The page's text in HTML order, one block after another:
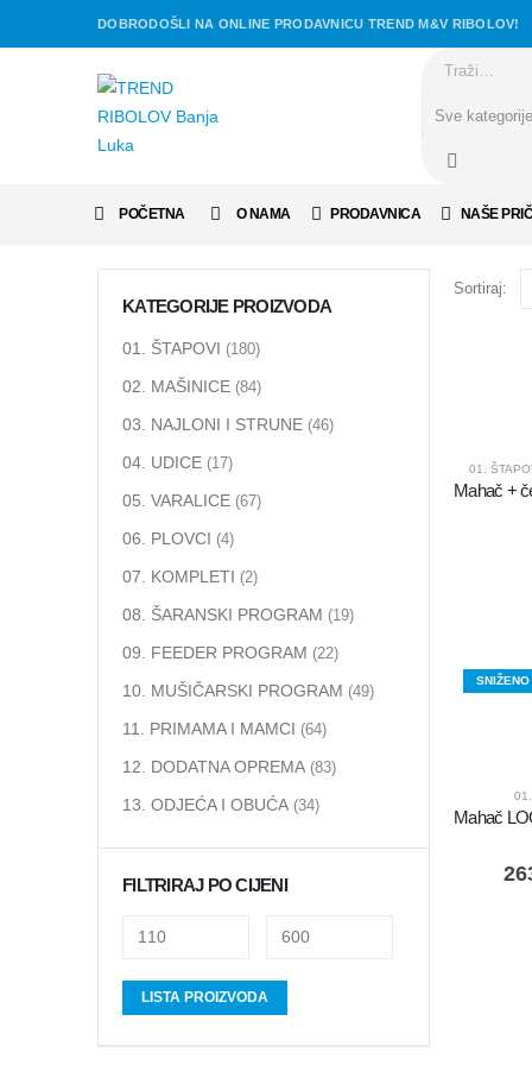
DOBRODOŠLI NA ONLINE PRODAVNICU TREND M&V RIBOLOV!
POČETNA O NAMA PRODAVNICA NAŠE
Sortiraj:
01.
SNIŽENO
KATEGORIJE PROIZVODA
01. ŠTAPOVI (180)
02. MAŠINICE (84)
03. NAJLONI I STRUNE (46)
04. UDICE (17)
05. VARALICE (67)
06. PLOVCI (4)
07. KOMPLETI (2)
08. ŠARANSKI PROGRAM (19)
09. FEEDER PROGRAM (22)
10. MUŠIČARSKI PROGRAM (49)
11. PRIMAMA I MAMCI (64)
12. DODATNA OPREMA (83)
13. ODJEĆA I OBUĆA (34)
FILTRIRAJ PO CIJENI
LISTA PROIZVODA